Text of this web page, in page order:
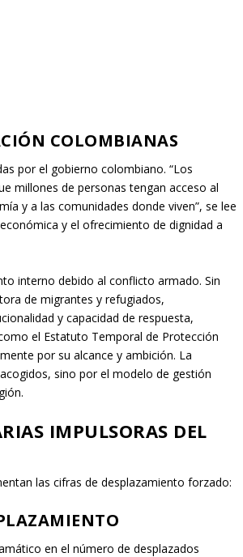
COLOMBIANAS
por el gobierno colombiano. “Los
millones de personas tengan acceso al
y a las comunidades donde viven”, se lee
y el ofrecimiento de dignidad a
interno debido al conflicto armado. Sin
de migrantes y refugiados,
y capacidad de respuesta,
el Estatuto Temporal de Protección
por su alcance y ambición. La
sino por el modelo de gestión
IMPULSORAS DEL
las cifras de desplazamiento forzado:
en el número de desplazados